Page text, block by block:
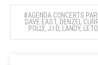
l’article
#AGENDA CONCERTS
DAVE EAST, DENZEL
POLLY, J.I.D, LANDY,